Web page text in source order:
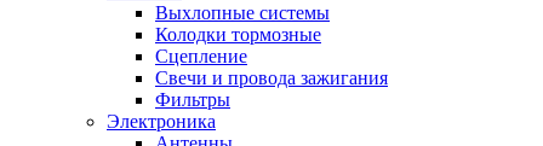
Выхлопные системы
Колодки тормозные
Сцепление
Свечи и провода зажигания
Фильтры
Электроника